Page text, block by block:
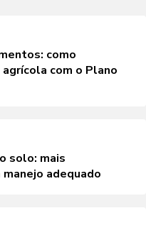
como
com o Plano
solo: mais
adequado